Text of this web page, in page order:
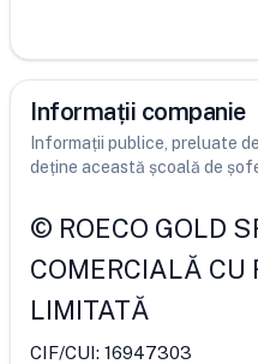
Informații companie
Informații publice, preluate
deține această școală de
© ROECO GOLD
COMERCIALĂ CU
LIMITATĂ
CIF/CUI: 16947303